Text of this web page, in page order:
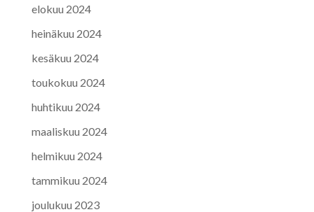
elokuu 2024
heinäkuu 2024
kesäkuu 2024
toukokuu 2024
huhtikuu 2024
maaliskuu 2024
helmikuu 2024
tammikuu 2024
joulukuu 2023